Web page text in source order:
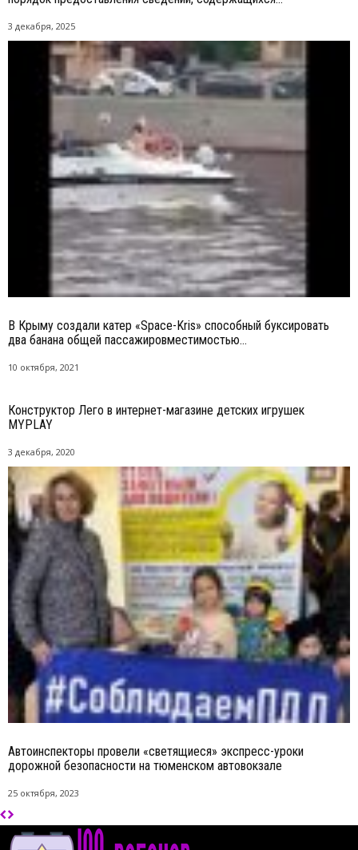
3 декабря, 2025
В Крыму создали катер «Space-Kris» способный буксировать
два банана общей пассажировместимостью...
10 октября, 2021
Конструктор Лего в интернет-магазине детских игрушек
MYPLAY
3 декабря, 2020
Автоинспекторы провели «светящиеся» экспресс-уроки
дорожной безопасности на тюменском автовокзале
25 октября, 2023